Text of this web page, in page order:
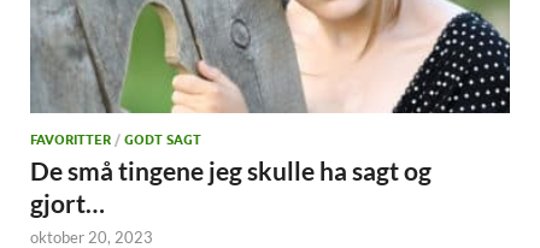
FAVORITTER / GODT SAGT
De små tingene jeg skulle ha sagt og
gjort…
oktober 20, 2023